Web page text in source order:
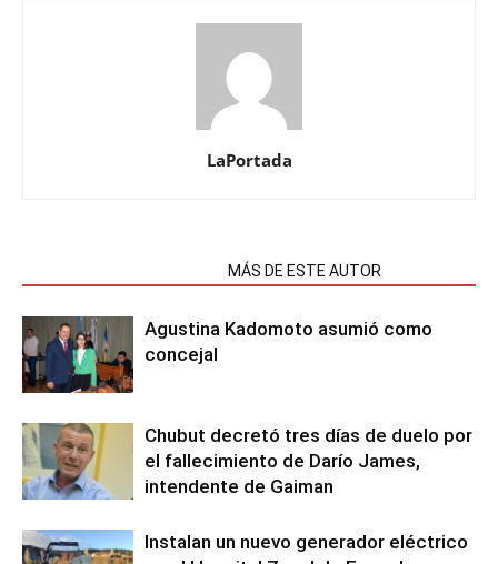
LaPortada
MÁS DE ESTE AUTOR
Agustina Kadomoto asumió como
concejal
Chubut decretó tres días de duelo por
el fallecimiento de Darío James,
intendente de Gaiman
Instalan un nuevo generador eléctrico